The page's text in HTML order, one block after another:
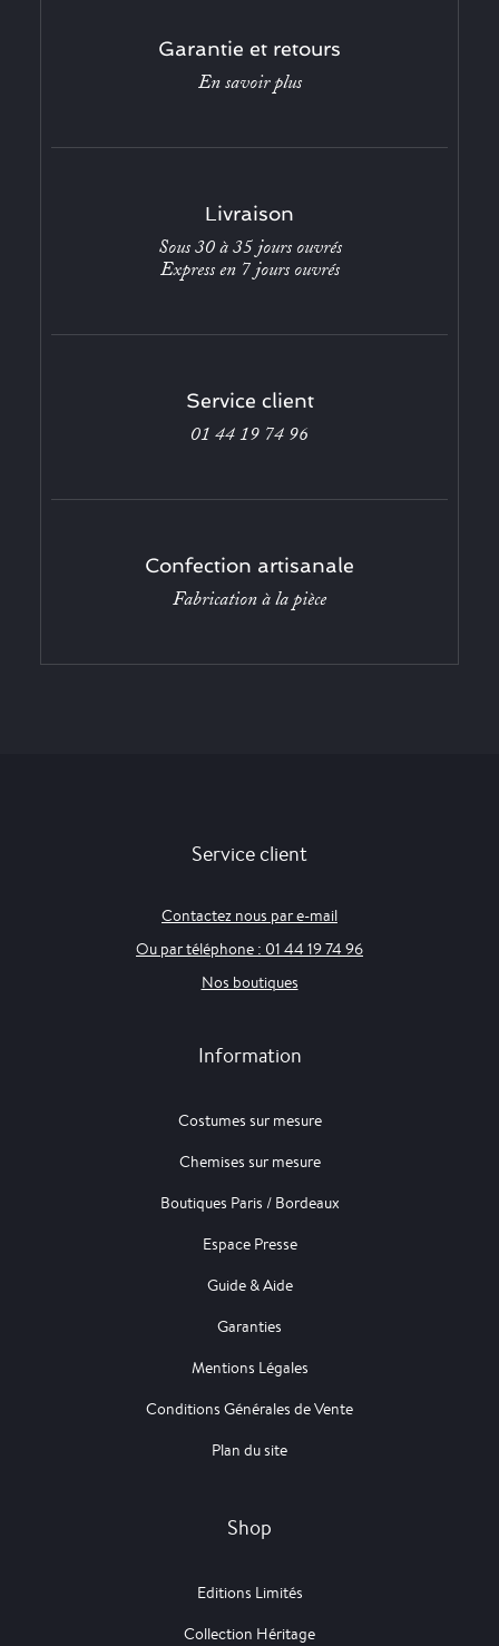
Garantie et retours
En savoir plus
Livraison
Sous 30 à 35 jours ouvrés
Express en 7 jours ouvrés
Service client
01 44 19 74 96
Confection artisanale
Fabrication à la pièce
Service client
Contactez nous par e-mail
Ou par téléphone : 01 44 19 74 96
Nos boutiques
Information
Costumes sur mesure
Chemises sur mesure
Boutiques Paris / Bordeaux
Espace Presse
Guide & Aide
Garanties
Mentions Légales
Conditions Générales de Vente
Plan du site
Shop
Editions Limités
Collection Héritage